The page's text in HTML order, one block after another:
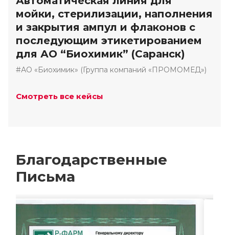
мойки, стерилизации, наполнения
и закрытия ампул и флаконов с
последующим этикетированием
для АО “Биохимик” (Саранск)
#АО «Биохимик» (Группа компаний «ПРОМОМЕД»)
Смотреть все кейсы
Благодарственные
Письма